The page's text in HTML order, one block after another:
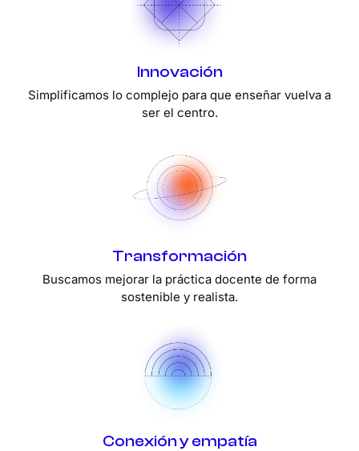
Innovación
Simplificamos lo complejo para que enseñar vuelva a
ser el centro.
Transformación
Buscamos mejorar la práctica docente de forma
sostenible y realista.
Conexión y empatía